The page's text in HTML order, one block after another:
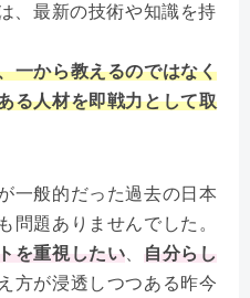
、最新の技術や知識を持
一から教えるのではなく
る人材を即戦力として取
一般的だった過去の日本
問題ありませんでした。
を重視したい
自分らし
方が浸透しつつある昨今